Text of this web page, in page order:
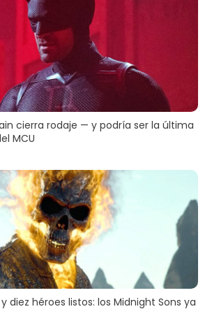
cierra rodaje — y podría ser la última
MCU
diez héroes listos: los Midnight Sons ya